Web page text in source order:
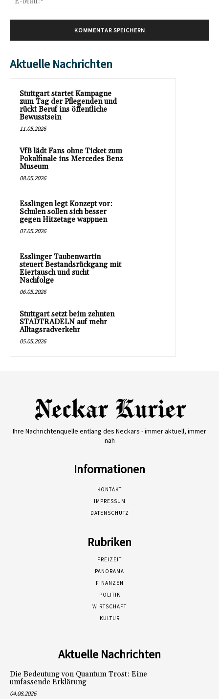
Aktuelle Nachrichten
Stuttgart startet Kampagne
zum Tag der Pflegenden und
rückt Beruf ins öffentliche
Bewusstsein
11.05.2026
VfB lädt Fans ohne Ticket zum
Pokalfinale ins Mercedes Benz
Museum
08.05.2026
Esslingen legt Konzept vor:
Schulen sollen sich besser
gegen Hitzetage wappnen
07.05.2026
Esslinger Taubenwartin
steuert Bestandsrückgang mit
Eiertausch und sucht
Nachfolge
06.05.2026
Stuttgart setzt beim zehnten
STADTRADELN auf mehr
Alltagsradverkehr
05.05.2026
Ihre Nachrichtenquelle entlang des Neckars - immer aktuell, immer
nah
Informationen
KONTAKT
IMPRESSUM
DATENSCHUTZ
Rubriken
FREIZEIT
PANORAMA
FINANZEN
POLITIK
WIRTSCHAFT
KULTUR
Aktuelle Nachrichten
Die Bedeutung von Quantum Trost: Eine
umfassende Erklärung
04.08.2026